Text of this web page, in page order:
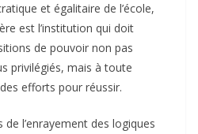
et égalitaire de l’école,
est l’institution qui doit
de pouvoir non pas
privilégiés, mais à toute
efforts pour réussir.
l’enrayement des logiques